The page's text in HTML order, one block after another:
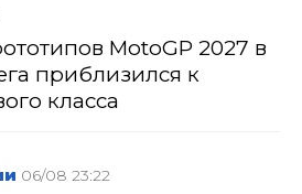
MotoGP 2027 в
приблизился к
класса
06/08 23:22